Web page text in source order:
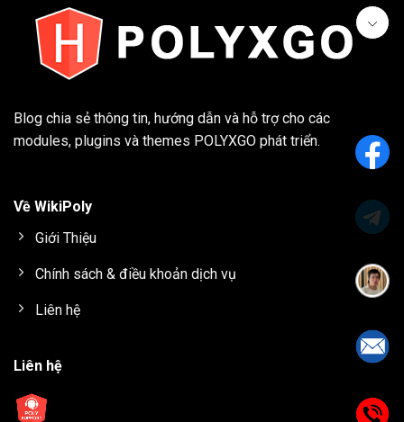
Blog chia sẻ thông tin, hướng dẫn và hỗ trợ cho các
modules, plugins và themes POLYXGO phát triển.
Về WikiPoly
Giới Thiệu
Chính sách & điều khoản dịch vụ
Liên hệ
Liên hệ